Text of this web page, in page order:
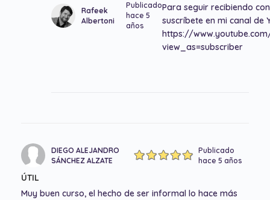
Rafeek
Albertoni
Publicado
hace 5
años
Para seguir recibiendo
suscríbete en mi canal de
https://
view_as=subscriber
DIEGO ALEJANDRO
SÁNCHEZ ALZATE
Publicado
hace 5 años
ÚTIL
Muy buen curso, el hecho de ser informal lo hace más